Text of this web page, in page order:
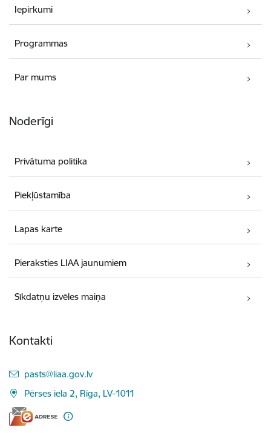
Iepirkumi
Programmas
Par mums
Noderīgi
Privātuma politika
Piekļūstamība
Lapas karte
Pieraksties LIAA jaunumiem
Sīkdatņu izvēles maiņa
Kontakti
E-pasts:
pasts@liaa.gov.lv
Pērses iela 2, Rīga, LV-1011